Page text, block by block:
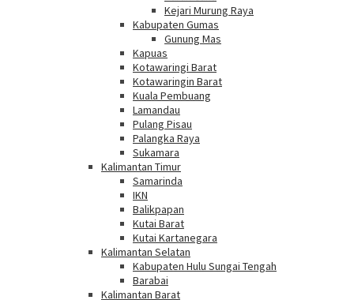
Kejari Murung Raya
Kabupaten Gumas
Gunung Mas
Kapuas
Kotawaringi Barat
Kotawaringin Barat
Kuala Pembuang
Lamandau
Pulang Pisau
Palangka Raya
Sukamara
Kalimantan Timur
Samarinda
IKN
Balikpapan
Kutai Barat
Kutai Kartanegara
Kalimantan Selatan
Kabupaten Hulu Sungai Tengah
Barabai
Kalimantan Barat